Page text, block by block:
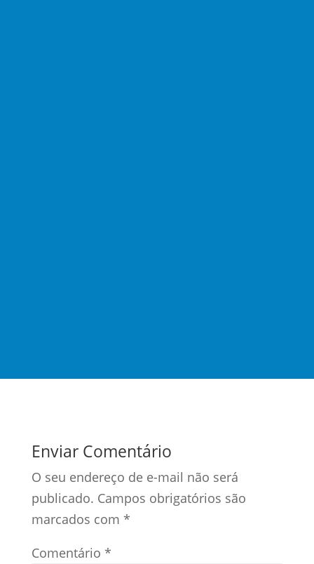
Enviar Comentário
O seu endereço de e-mail não será
publicado. Campos obrigatórios são
marcados com *
Comentário *